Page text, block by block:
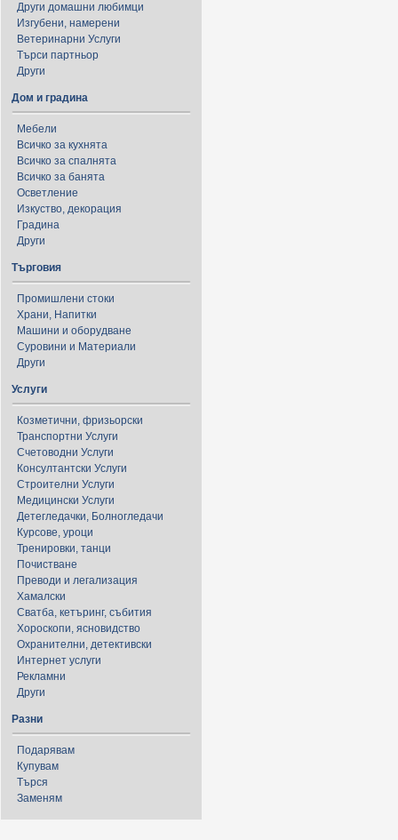
Други домашни любимци
Изгубени, намерени
Ветеринарни Услуги
Търси партньор
Други
Дом и градина
Мебели
Всичко за кухнята
Всичко за спалнята
Всичко за банята
Осветление
Изкуство, декорация
Градина
Други
Търговия
Промишлени стоки
Храни, Напитки
Машини и оборудване
Суровини и Материали
Други
Услуги
Козметични, фризьорски
Транспортни Услуги
Счетоводни Услуги
Консултантски Услуги
Строителни Услуги
Медицински Услуги
Детегледачки, Болногледачи
Курсове, уроци
Тренировки, танци
Почистване
Преводи и легализация
Хамалски
Сватба, кетъринг, събития
Хороскопи, ясновидство
Охранителни, детективски
Интернет услуги
Рекламни
Други
Разни
Подарявам
Купувам
Търся
Заменям